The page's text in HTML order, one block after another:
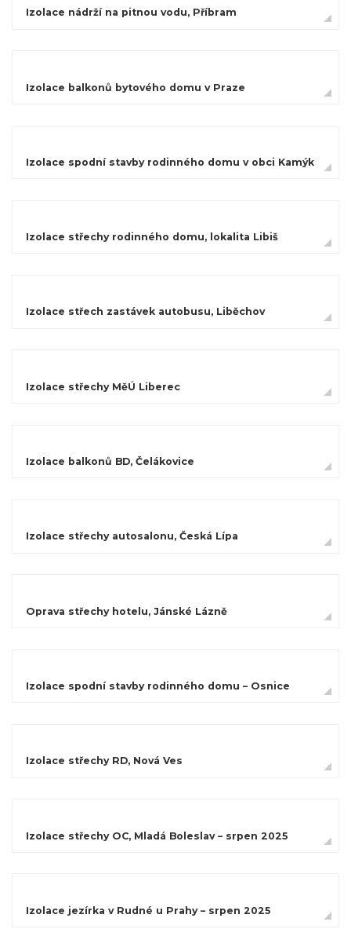
Izolace nádrží na pitnou vodu, Příbram
Izolace balkonů bytového domu v Praze
Izolace spodní stavby rodinného domu v obci Kamýk
Izolace střechy rodinného domu, lokalita Libiš
Izolace střech zastávek autobusu, Liběchov
Izolace střechy MěÚ Liberec
Izolace balkonů BD, Čelákovice
Izolace střechy autosalonu, Česká Lípa
Oprava střechy hotelu, Jánské Lázně
Izolace spodní stavby rodinného domu – Osnice
Izolace střechy RD, Nová Ves
Izolace střechy OC, Mladá Boleslav – srpen 2025
Izolace jezírka v Rudné u Prahy – srpen 2025